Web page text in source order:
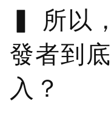
所以
發者到
入？